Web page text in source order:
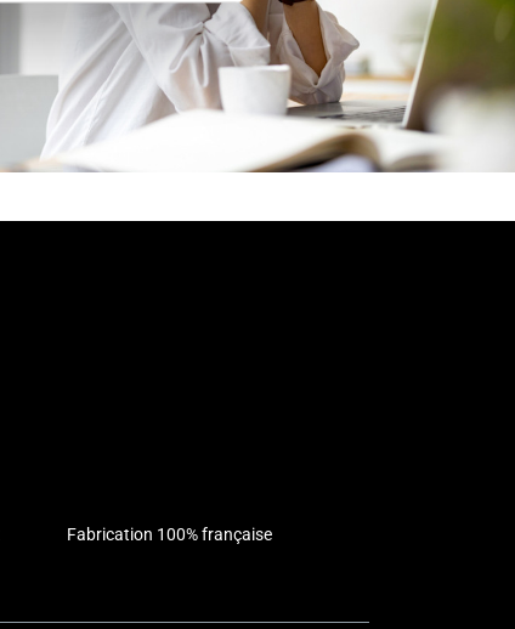
Fabrication 100% française